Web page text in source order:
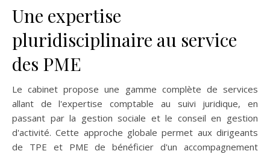
Une expertise
pluridisciplinaire au service
des PME
Le cabinet propose une gamme complète de services
allant de l'expertise comptable au suivi juridique, en
passant par la gestion sociale et le conseil en gestion
d'activité. Cette approche globale permet aux dirigeants
de TPE et PME de bénéficier d'un accompagnement